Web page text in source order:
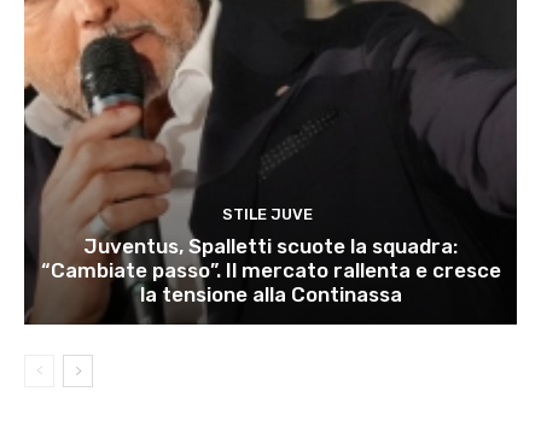
STILE JUVE
Juventus, Spalletti scuote la squadra:
“Cambiate passo”. Il mercato rallenta e cresce
la tensione alla Continassa